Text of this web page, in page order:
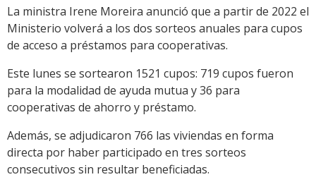
Link
La ministra Irene Moreira anunció que a partir de 2022 el
Ministerio volverá a los dos sorteos anuales para cupos
de acceso a préstamos para cooperativas.
Este lunes se sortearon 1521 cupos: 719 cupos fueron
para la modalidad de ayuda mutua y 36 para
cooperativas de ahorro y préstamo.
Además, se adjudicaron 766 las viviendas en forma
directa por haber participado en tres sorteos
consecutivos sin resultar beneficiadas.